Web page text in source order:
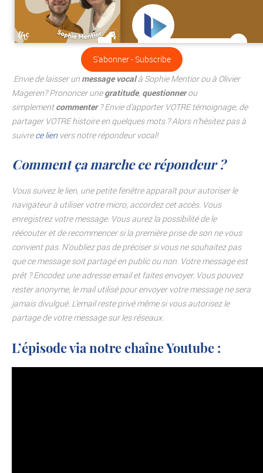
S'abonner - Subscribe
Envie de laisser un message vocalà Sophie Mentior ou à Olivier
Mageren? Prononcer unegratitude, questionnerou
simplementcommenter? Envie d’apporter VOTRE témoignage, de
partager VOTRE histoire en quelques mots ?Alors n’hésitez pas à
suivrece lien vers notre répondeur vocal!
Comment ça marche ce répondeur ?
Vous suivez le lien, une petite fenêtre apparaît pour autoriser le
navigateur à utiliser votre micro, accordez cet accès. Vous
enregistrez votre message. Vous aurez la possibilité de le
réécouter et de recommencer si la première prise de son ne vous
convient pas. N’oubliez pas de préciser si vous ne souhaitez pas
que ce message soit partagé en public ou non. Votre message est
prêt ? Encodez une adresse email et faites envoyer. Vous pouvez
rester anonyme, le mail utilisé pour envoyer votre message ne sera
jamais divulgué. L’email reste privé même si vous autorisez le
partage de votre message sur les réseaux.
L’épisode via notre chaîne Youtube :